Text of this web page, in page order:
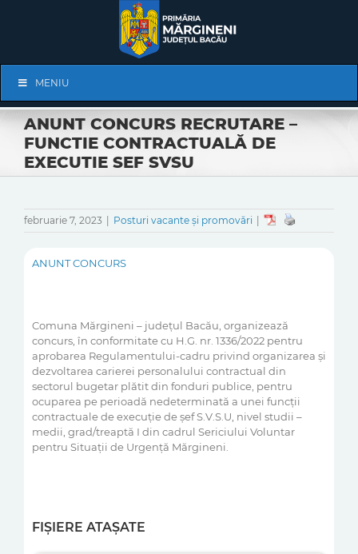
Navigation
MENIU
ANUNT CONCURS RECRUTARE –
FUNCTIE CONTRACTUALĂ DE
EXECUTIE SEF SVSU
februarie 7, 2023 Posturi vacante și promovări
ANUNT CONCURS
Comuna Mărgineni – județul Bacău, organizează
concurs, în conformitate cu H.G. nr. 1336/2022 pentru
aprobarea Regulamentului-cadru privind organizarea și
dezvoltarea carierei personalului contractual din
sectorul bugetar plătit din fonduri publice, pentru
ocuparea pe perioadă nedeterminată a unei funcții
contractuale de execuție de șef S.V.S.U, nivel studii –
medii, grad/treaptă I din cadrul Sericiului Voluntar
pentru Situații de Urgență Mărgineni.
FIȘIERE ATAȘATE